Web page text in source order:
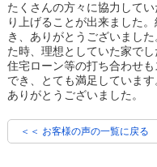
たくさんの方々に協力して
り上げることが出来ました
き、ありがとうございまし
た時、理想としていた家でし
住宅ローン等の打ち合わせ
でき、とても満足しています
ありがとうございました。
＜＜ お客様の声の一覧に戻る